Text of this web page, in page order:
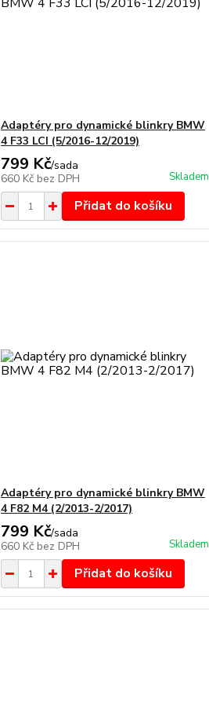
Adaptéry pro dynamické blinkry BMW
4 F33 LCI (5/2016-12/2019)
799 Kč/sada
660 Kč bez DPH Skladem
Přidat do košíku
Adaptéry pro dynamické blinkry BMW
4 F82 M4 (2/2013-2/2017)
799 Kč/sada
660 Kč bez DPH Skladem
Přidat do košíku